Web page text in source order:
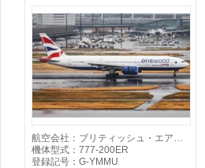
航空会社：ブリティッシュ・エア…
機体型式：777-200ER
登録記号：G-YMMU